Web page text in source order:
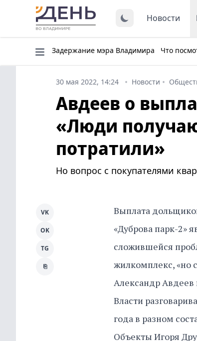
Новости
Задержание мэра Владимира Что
30 мая 2022, 14:24 Новости
Авдеев о
«Люди
потратили»
Но вопрос с покупателями
Выплата
«Дуброва парк-2»
сложившейся
жилкомплекс, «но
Александр Авдеев
Власти
года в разном
Объекты Игоря
VK
OK
TG
⎘